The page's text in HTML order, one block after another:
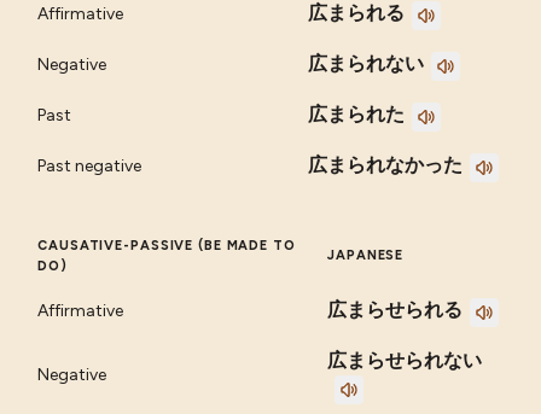
Affirmative 広まられる
Negative 広まられない
Past 広まられた
Past negative 広まられなかった
CAUSATIVE-PASSIVE (BE MADE TO
DO)
JAPANESE
Affirmative 広まらせられる
Negative
広まらせられない